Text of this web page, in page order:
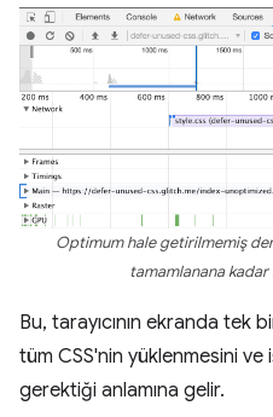
Optimum hale getirilmemiş
tamamlanana kadar
Bu, tarayıcının ekranda tek
tüm CSS'nin yüklenmesini ve
gerektiği anlamına gelir.